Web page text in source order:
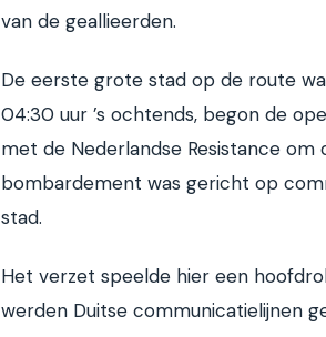
van de geallieerden.
De eerste grote stad op de route
04:30 uur ’s ochtends, begon de
met de Nederlandse Resistance
bombardement was gericht op
stad.
Het verzet speelde hier een
werden Duitse communicatielijnen